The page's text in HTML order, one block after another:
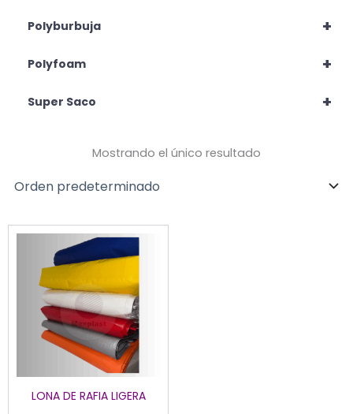
+
Polyburbuja
+
Polyfoam
+
Super Saco
Mostrando el único resultado
LONA DE RAFIA LIGERA